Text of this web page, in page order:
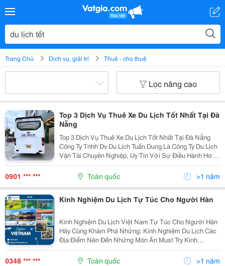
Trang Chủ Dịch vụ, giải trí Thuê - cho thuê
Lọc nâng cao
Top 3 Dịch Vụ Thuê Xe Du Lịch Tốt Nhất Tại Đà
Nẵng
Top 3 Dịch Vụ Thuê Xe Du Lịch Tốt Nhất Tại Đà Nẵng
Công Ty Tnhh Dv Du Lịch Tuấn Dung Là Công Ty Du Lịch
Vận Tải Chuyên Nghiệp, Uy Tín Với Sự Điều Hành Hơn
15 Năm Kinh Nghiệm, Được Tổng Cục Du Lịch Cấp
Giấy Phép Lữ Hành Quốc Tế &Amp; Nội Địa. Với...
0901 *** *** Toàn quốc >1 năm
Kinh Nghiệm Du Lịch Tự Túc Cho Người Hàn
Kinh Nghiệm Du Lịch Việt Nam Tự Túc Cho Người Hàn
Hãy Cùng Khám Phá Những: Kinh Nghiệm Du Lịch Các
Địa Điểm Nên Đến Những Món Ăn Must Try Kinh
Nghiệm Chọn Khách Sạn Phương Tiện Di Chuyển Hãy
Cùng Tìm Hiểu Chi Tiết Tại Bài Viết...
0348 *** *** Toàn quốc >1 năm